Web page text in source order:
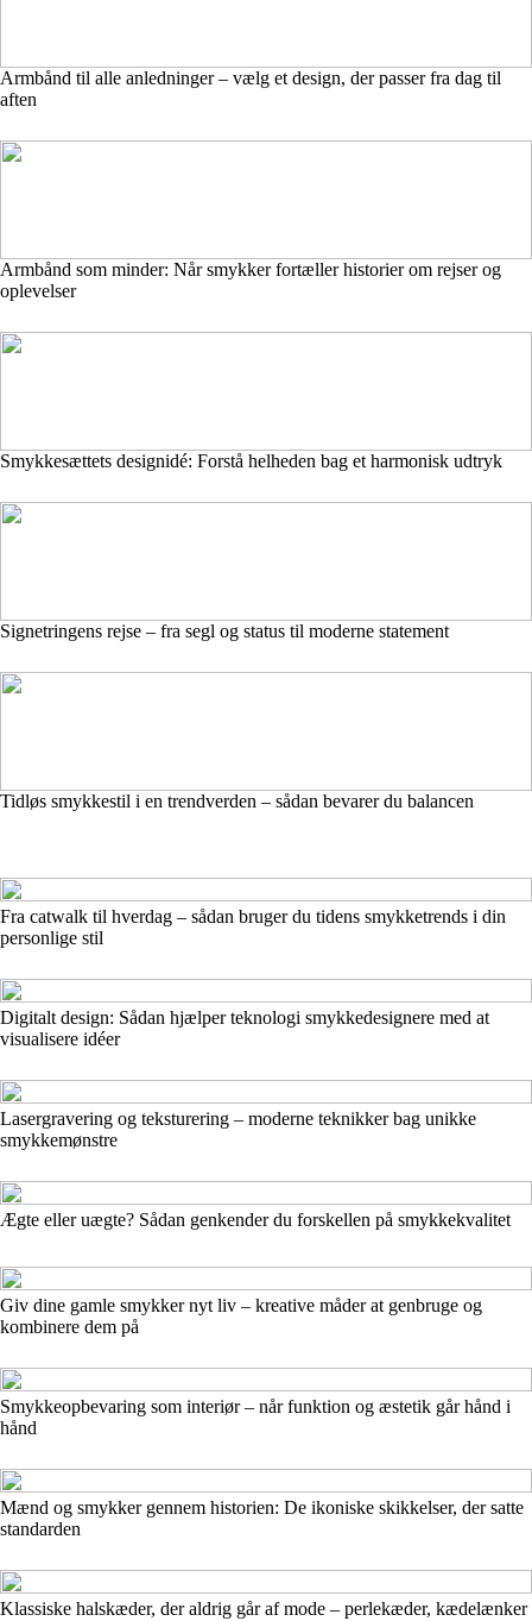
Armbånd til alle anledninger – vælg et design, der passer fra dag til
aften
Armbånd som minder: Når smykker fortæller historier om rejser og
oplevelser
Smykkesættets designidé: Forstå helheden bag et harmonisk udtryk
Signetringens rejse – fra segl og status til moderne statement
Tidløs smykkestil i en trendverden – sådan bevarer du balancen
Fra catwalk til hverdag – sådan bruger du tidens smykketrends i din
personlige stil
Digitalt design: Sådan hjælper teknologi smykkedesignere med at
visualisere idéer
Lasergravering og teksturering – moderne teknikker bag unikke
smykkemønstre
Ægte eller uægte? Sådan genkender du forskellen på smykkekvalitet
Giv dine gamle smykker nyt liv – kreative måder at genbruge og
kombinere dem på
Smykkeopbevaring som interiør – når funktion og æstetik går hånd i
hånd
Mænd og smykker gennem historien: De ikoniske skikkelser, der satte
standarden
Klassiske halskæder, der aldrig går af mode – perlekæder, kædelænker